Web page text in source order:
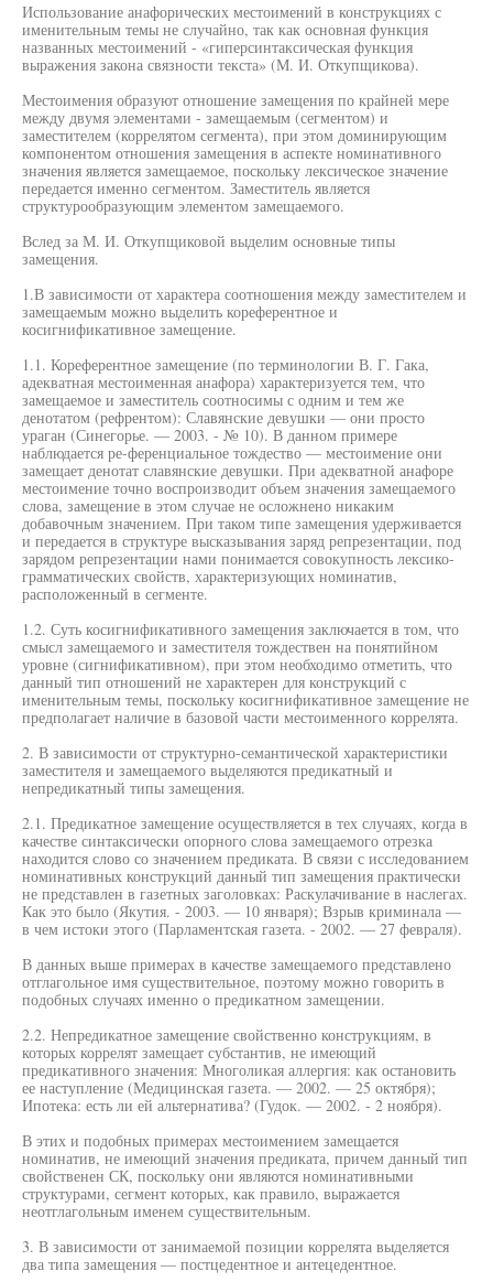
Использование анафорических местоимений в конструкциях с
именительным темы не случайно, так как основная функция
названных местоимений - «гиперсинтаксическая функция
выражения закона связности текста» (М. И. Откупщикова).
Местоимения образуют отношение замещения по крайней мере
между двумя элементами - замещаемым (сегментом) и
заместителем (коррелятом сегмента), при этом доминирующим
компонентом отношения замещения в аспекте номинативного
значения является замещаемое, поскольку лексическое значение
передается именно сегментом. Заместитель является
структурообразующим элементом замещаемого.
Вслед за М. И. Откупщиковой выделим основные типы
замещения.
1.В зависимости от характера соотношения между заместителем и
замещаемым можно выделить кореферентное и
косигнификативное замещение.
1.1. Кореферентное замещение (по терминологии В. Г. Гака,
адекватная местоименная анафора) характеризуется тем, что
замещаемое и заместитель соотносимы с одним и тем же
денотатом (рефрентом): Славянские девушки — они просто
ураган (Синегорье. — 2003. - № 10). В данном примере
наблюдается ре-ференциальное тождество — местоимение они
замещает денотат славянские девушки. При адекватной анафоре
местоимение точно воспроизводит объем значения замещаемого
слова, замещение в этом случае не осложнено никаким
добавочным значением. При таком типе замещения удерживается
и передается в структуре высказывания заряд репрезентации, под
зарядом репрезентации нами понимается совокупность лексико-
грамматических свойств, характеризующих номинатив,
расположенный в сегменте.
1.2. Суть косигнификативного замещения заключается в том, что
смысл замещаемого и заместителя тождествен на понятийном
уровне (сигнификативном), при этом необходимо отметить, что
данный тип отношений не характерен для конструкций с
именительным темы, поскольку косигнификативное замещение не
предполагает наличие в базовой части местоименного коррелята.
2. В зависимости от структурно-семантической характеристики
заместителя и замещаемого выделяются предикатный и
непредикатный типы замещения.
2.1. Предикатное замещение осуществляется в тех случаях, когда в
качестве синтаксически опорного слова замещаемого отрезка
находится слово со значением предиката. В связи с исследованием
номинативных конструкций данный тип замещения практически
не представлен в газетных заголовках: Раскулачивание в наслегах.
Как это было (Якутия. - 2003. — 10 января); Взрыв криминала —
в чем истоки этого (Парламентская газета. - 2002. — 27 февраля).
В данных выше примерах в качестве замещаемого представлено
отглагольное имя существительное, поэтому можно говорить в
подобных случаях именно о предикатном замещении.
2.2. Непредикатное замещение свойственно конструкциям, в
которых коррелят замещает субстантив, не имеющий
предикативного значения: Многоликая аллергия: как остановить
ее наступление (Медицинская газета. — 2002. — 25 октября);
Ипотека: есть ли ей альтернатива? (Гудок. — 2002. - 2 ноября).
В этих и подобных примерах местоимением замещается
номинатив, не имеющий значения предиката, причем данный тип
свойственен СК, поскольку они являются номинативными
структурами, сегмент которых, как правило, выражается
неотглагольным именем существительным.
3. В зависимости от занимаемой позиции коррелята выделяется
два типа замещения — постцедентное и антецедентное.